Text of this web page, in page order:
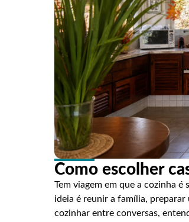
Como escolher
Tem viagem em que a cozinha
ideia é reunir a família, preparar
cozinhar entre conversas,